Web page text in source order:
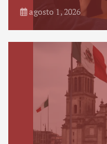
agosto 1, 2026